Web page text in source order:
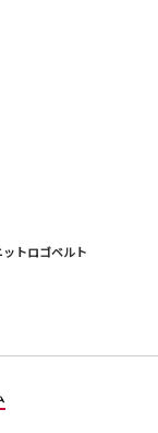
トロゴベルト